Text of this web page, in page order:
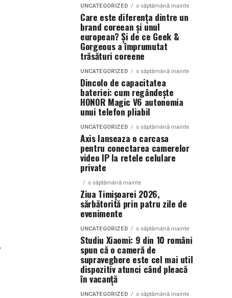
UNCATEGORIZED o săptămână inainte
Care este diferența dintre un
brand coreean și unul
european? Și de ce Geek &
Gorgeous a împrumutat
trăsături coreene
UNCATEGORIZED o săptămână inainte
Dincolo de capacitatea
bateriei: cum regândește
HONOR Magic V6 autonomia
unui telefon pliabil
UNCATEGORIZED o săptămână inainte
Axis lanseaza o carcasa
pentru conectarea camerelor
video IP la retele celulare
private
o săptămână inainte
Ziua Timișoarei 2026,
sărbătorită prin patru zile de
evenimente
UNCATEGORIZED o săptămână inainte
Studiu Xiaomi: 9 din 10 români
spun că o cameră de
supraveghere este cel mai util
dispozitiv atunci când pleacă
în vacanță
UNCATEGORIZED o săptămână inainte